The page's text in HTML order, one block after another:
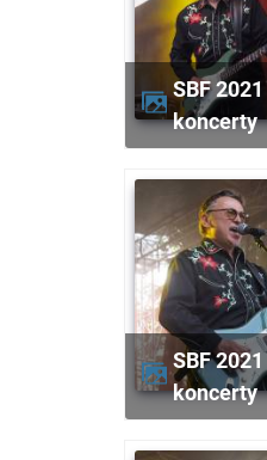
SBF 2021 11.07.2021
koncerty
SBF 2021 11.07.2021
koncerty